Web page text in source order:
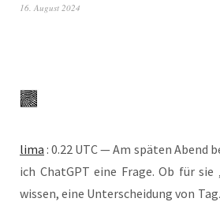
16. August 2024
lima : 0.22 UTC — Am spä­ten Abend
ich ChatGPT eine Fra­ge. Ob für
wis­sen, eine Unter­schei­dung von